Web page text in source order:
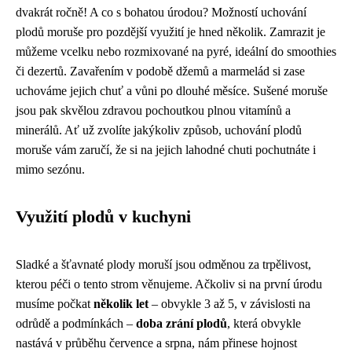
dvakrát ročně! A co s bohatou úrodou? Možností uchování
plodů moruše pro pozdější využití je hned několik. Zamrazit je
můžeme vcelku nebo rozmixované na pyré, ideální do smoothies
či dezertů. Zavařením v podobě džemů a marmelád si zase
uchováme jejich chuť a vůni po dlouhé měsíce. Sušené moruše
jsou pak skvělou zdravou pochoutkou plnou vitamínů a
minerálů. Ať už zvolíte jakýkoliv způsob, uchování plodů
moruše vám zaručí, že si na jejich lahodné chuti pochutnáte i
mimo sezónu.
Využití plodů v kuchyni
Sladké a šťavnaté plody moruší jsou odměnou za trpělivost,
kterou péči o tento strom věnujeme. Ačkoliv si na první úrodu
musíme počkat několik let – obvykle 3 až 5, v závislosti na
odrůdě a podmínkách – doba zrání plodů, která obvykle
nastává v průběhu července a srpna, nám přinese hojnost